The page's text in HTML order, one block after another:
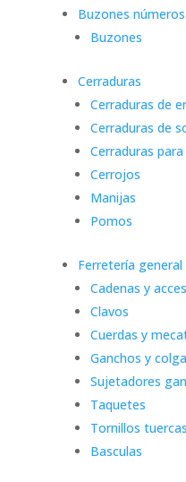
Buzones
Buzones
Cerraduras
Cerraduras de
Cerraduras de
Cerraduras
Cerrojos
Manijas
Pomos
Ferretería general
Cadenas y
Clavos
Cuerdas y
Ganchos y
Sujetadores
Taquetes
Tornillos
Basculas